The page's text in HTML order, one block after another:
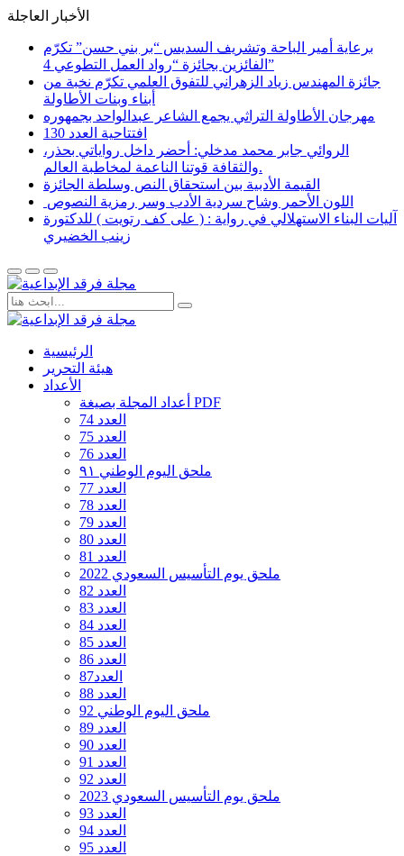
الأخبار العاجلة
برعاية أمير الباحة وتشريف السديس “بر بني حسن” تكرّم
الفائزين بجائزة “رواد العمل التطوعي 4”
جائزة المهندس زياد الزهراني للتفوق العلمي تكرّم نخبة من
أبناء وبنات الأطاولة
مهرجان الأطاولة التراثي يجمع الشاعر عبدالواحد بجمهوره
افتتاحية العدد 130
الروائي جابر محمد مدخلي: أحضر داخل رواياتي بحذر،
والثقافة قوتنا الناعمة لمخاطبة العالم.
القيمة الأدبية بين استحقاق النص وسلطة الجائزة
​ اللون الأحمر وشاح سردية الأدب وسر رمزية النصوص
آليات البناء الاستهلالي في رواية : ( على كف رتويت ) للدكتورة
زينب الخضيري
الرئيسية
هيئة التحرير
الأعداد
أعداد المجلة بصيغة PDF
العدد 74
العدد 75
العدد 76
ملحق اليوم الوطني ٩١
العدد 77
العدد 78
العدد 79
العدد 80
العدد 81
ملحق يوم التأسيس السعودي 2022
العدد 82
العدد 83
العدد 84
العدد 85
العدد 86
العدد87
العدد 88
ملحق اليوم الوطني 92
العدد 89
العدد 90
العدد 91
العدد 92
ملحق يوم التأسيس السعودي 2023
العدد 93
العدد 94
العدد 95